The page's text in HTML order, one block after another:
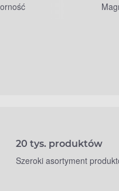
20 tys. produktów
Szeroki asortyment